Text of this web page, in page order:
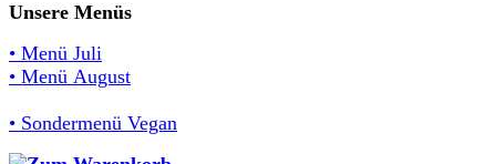
Unsere Menüs
• Menü Juli
• Menü August
• Sondermenü Vegan